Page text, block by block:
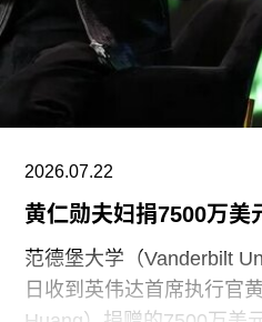
Roses），由沙迦艺术基
西米（Hoor Al Qasimi）
2026.07.22
黄仁勋夫妇捐7500万美
范德堡大学（Vanderbilt
日收到英伟达首席执行官